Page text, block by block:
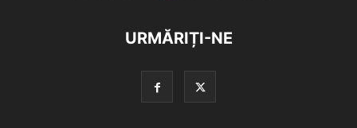
URMĂRIȚI-NE